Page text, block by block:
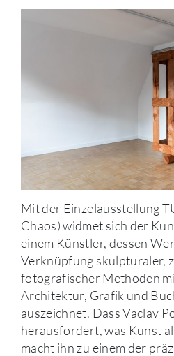
Mit der Einzelausstellung
Chaos) widmet sich der
einem Künstler, dessen
Verknüpfung skulpturaler,
fotografischer Methoden
Architektur, Grafik und
auszeichnet. Dass Vaclav
herausfordert, was Kunst
macht ihn zu einem der